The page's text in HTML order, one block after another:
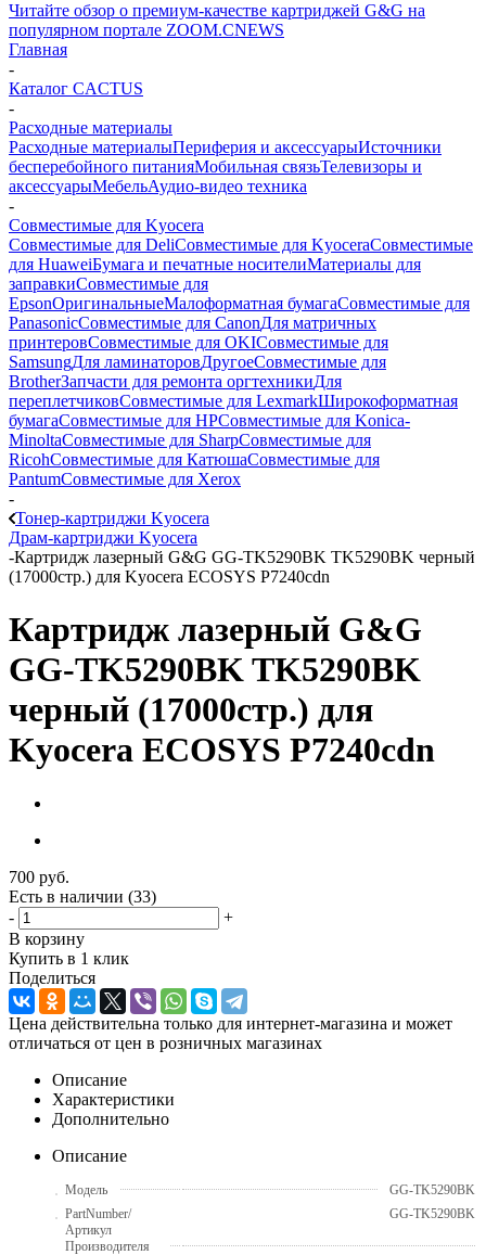
Читайте обзор о премиум-качестве картриджей G&G на
популярном портале ZOOM.CNEWS
Главная
-
Каталог CACTUS
-
Расходные материалы
Расходные материалыПериферия и аксессуарыИсточники
бесперебойного питанияМобильная связьТелевизоры и
аксессуарыМебельАудио-видео техника
-
Совместимые для Kyocera
Совместимые для DeliСовместимые для KyoceraСовместимые
для HuaweiБумага и печатные носителиМатериалы для
заправкиСовместимые для
EpsonОригинальныеМалоформатная бумагаСовместимые для
PanasonicСовместимые для CanonДля матричных
принтеровСовместимые для OKIСовместимые для
SamsungДля ламинаторовДругоеСовместимые для
BrotherЗапчасти для ремонта оргтехникиДля
переплетчиковСовместимые для LexmarkШирокоформатная
бумагаСовместимые для HPСовместимые для Konica-
MinoltaСовместимые для SharpСовместимые для
RicohСовместимые для КатюшаСовместимые для
PantumСовместимые для Xerox
-
Тонер-картриджи Kyocera
Драм-картриджи Kyocera
-Картридж лазерный G&G GG-TK5290BK TK5290BK черный
(17000стр.) для Kyocera ECOSYS P7240cdn
Картридж лазерный G&G
GG-TK5290BK TK5290BK
черный (17000стр.) для
Kyocera ECOSYS P7240cdn
700 руб.
Есть в наличии (33)
-
+
В корзину
Купить в 1 клик
Поделиться
Цена действительна только для интернет-магазина и может
отличаться от цен в розничных магазинах
Описание
Характеристики
Дополнительно
Описание
Модель
GG-TK5290BK
PartNumber/
Артикул
Производителя
GG-TK5290BK